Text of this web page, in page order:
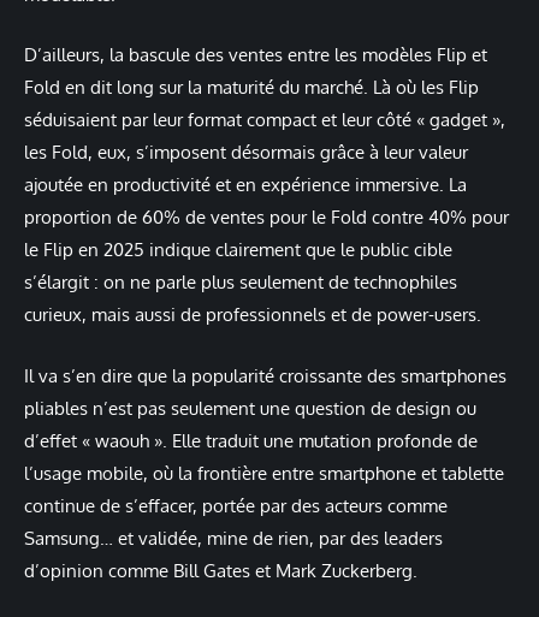
D’ailleurs, la bascule des ventes entre les modèles Flip et
Fold en dit long sur la maturité du marché. Là où les Flip
séduisaient par leur format compact et leur côté « gadget »,
les Fold, eux, s’imposent désormais grâce à leur valeur
ajoutée en productivité et en expérience immersive. La
proportion de 60% de ventes pour le Fold contre 40% pour
le Flip en 2025 indique clairement que le public cible
s’élargit : on ne parle plus seulement de technophiles
curieux, mais aussi de professionnels et de power-users.
Il va s’en dire que la popularité croissante des smartphones
pliables n’est pas seulement une question de design ou
d’effet « waouh ». Elle traduit une mutation profonde de
l’usage mobile, où la frontière entre smartphone et tablette
continue de s’effacer, portée par des acteurs comme
Samsung… et validée, mine de rien, par des leaders
d’opinion comme Bill Gates et Mark Zuckerberg.